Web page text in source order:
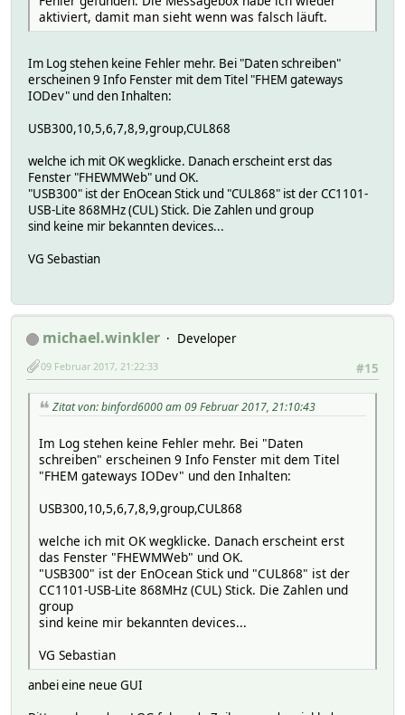
aktiviert, damit man sieht wenn was falsch läuft.
Im Log stehen keine Fehler mehr. Bei "Daten schreiben"
erscheinen 9 Info Fenster mit dem Titel "FHEM gateways
IODev" und den Inhalten:
USB300,10,5,6,7,8,9,group,CUL868
welche ich mit OK wegklicke. Danach erscheint erst das
Fenster "FHEWMWeb" und OK.
"USB300" ist der EnOcean Stick und "CUL868" ist der CC1101-
USB-Lite 868MHz (CUL) Stick. Die Zahlen und group
sind keine mir bekannten devices...
VG Sebastian
michael.winkler
Developer
#15
09 Februar 2017, 21:22:33
Zitat von: binford6000 am 09 Februar 2017, 21:10:43
Im Log stehen keine Fehler mehr. Bei "Daten
schreiben" erscheinen 9 Info Fenster mit dem Titel
"FHEM gateways IODev" und den Inhalten:
USB300,10,5,6,7,8,9,group,CUL868
welche ich mit OK wegklicke. Danach erscheint erst
das Fenster "FHEWMWeb" und OK.
"USB300" ist der EnOcean Stick und "CUL868" ist der
CC1101-USB-Lite 868MHz (CUL) Stick. Die Zahlen und
group
sind keine mir bekannten devices...
VG Sebastian
anbei eine neue GUI